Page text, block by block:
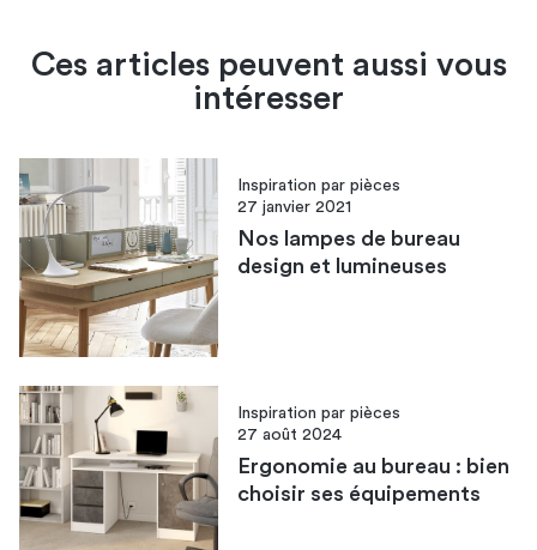
Ces articles peuvent aussi vous
intéresser
Inspiration par pièces
27 janvier 2021
Nos lampes de bureau
design et lumineuses
Inspiration par pièces
27 août 2024
Ergonomie au bureau : bien
choisir ses équipements